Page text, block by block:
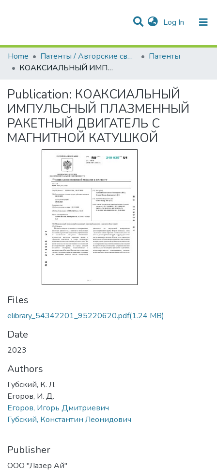
Log In (current)
Communities & Collections
Statistics
All of DSpace
Home
Патенты / Авторские свидетельства
Патенты
КОАКСИАЛЬНЫЙ ИМПУЛЬСНЫЙ ПЛАЗМЕННЫЙ РАКЕТНЫЙ ДВИГАТЕЛЬ С МАГНИТНОЙ КАТУШКОЙ
Publication: КОАКСИАЛЬНЫЙ
ИМПУЛЬСНЫЙ ПЛАЗМЕННЫЙ
РАКЕТНЫЙ ДВИГАТЕЛЬ С
МАГНИТНОЙ КАТУШКОЙ
Files
elibrary_54342201_95220620.pdf(1.24 MB)
Date
2023
Authors
Губский, К. Л.
Егоров, И. Д.
Егоров, Игорь Дмитриевич
Губский, Константин Леонидович
Publisher
ООО "Лазер Ай"